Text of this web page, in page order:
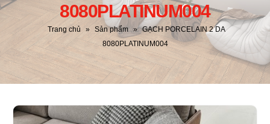
8080PLATINUM004
Trang chủ » Sản phẩm » GẠCH PORCELAIN 2 DA
8080PLATINUM004